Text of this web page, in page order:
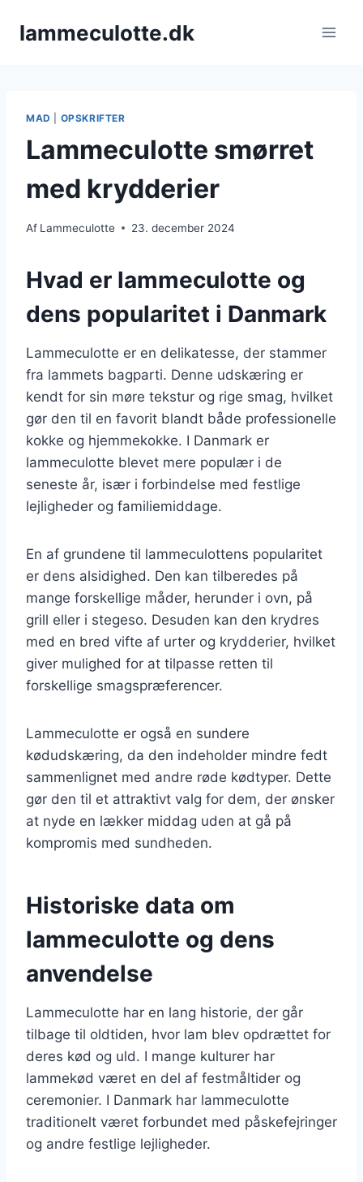
lammeculotte.dk
MAD OPSKRIFTER
Lammeculotte smørret
med krydderier
Af Lammeculotte 23. december 2024
Hvad er lammeculotte og
dens popularitet i Danmark
Lammeculotte er en delikatesse, der stammer
fra lammets bagparti. Denne udskæring er
kendt for sin møre tekstur og rige smag, hvilket
gør den til en favorit blandt både professionelle
kokke og hjemmekokke. I Danmark er
lammeculotte blevet mere populær i de
seneste år, især i forbindelse med festlige
lejligheder og familiemiddage.
En af grundene til lammeculottens popularitet
er dens alsidighed. Den kan tilberedes på
mange forskellige måder, herunder i ovn, på
grill eller i stegeso. Desuden kan den krydres
med en bred vifte af urter og krydderier, hvilket
giver mulighed for at tilpasse retten til
forskellige smagspræferencer.
Lammeculotte er også en sundere
kødudskæring, da den indeholder mindre fedt
sammenlignet med andre røde kødtyper. Dette
gør den til et attraktivt valg for dem, der ønsker
at nyde en lækker middag uden at gå på
kompromis med sundheden.
Historiske data om
lammeculotte og dens
anvendelse
Lammeculotte har en lang historie, der går
tilbage til oldtiden, hvor lam blev opdrættet for
deres kød og uld. I mange kulturer har
lammekød været en del af festmåltider og
ceremonier. I Danmark har lammeculotte
traditionelt været forbundet med påskefejringer
og andre festlige lejligheder.